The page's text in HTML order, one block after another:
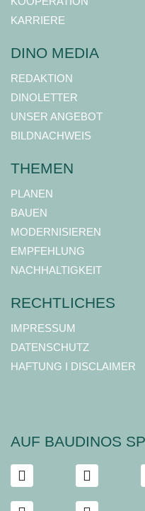
KARRIERE
DINO MEDIA
REDAKTION
DINOLETTER
UNSER ANGEBOT
BILDNACHWEIS
THEMEN
PLANEN
BAUEN
MODERNISIEREN
EMPFEHLUNG
NACHHALTIGKEIT
RECHTLICHES
IMPRESSUM
DATENSCHUTZ
HAFTUNG I DISCLAIMER
AUF BAUDINOS